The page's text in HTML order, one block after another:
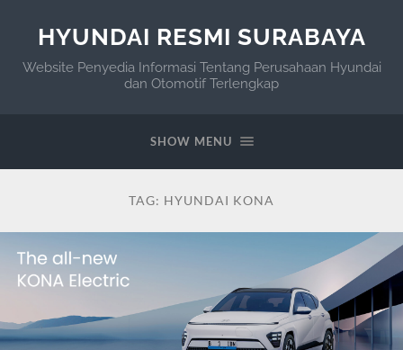
HYUNDAI RESMI SURABAYA
Website Penyedia Informasi Tentang Perusahaan Hyundai
dan Otomotif Terlengkap
SHOW MENU
TAG: HYUNDAI KONA